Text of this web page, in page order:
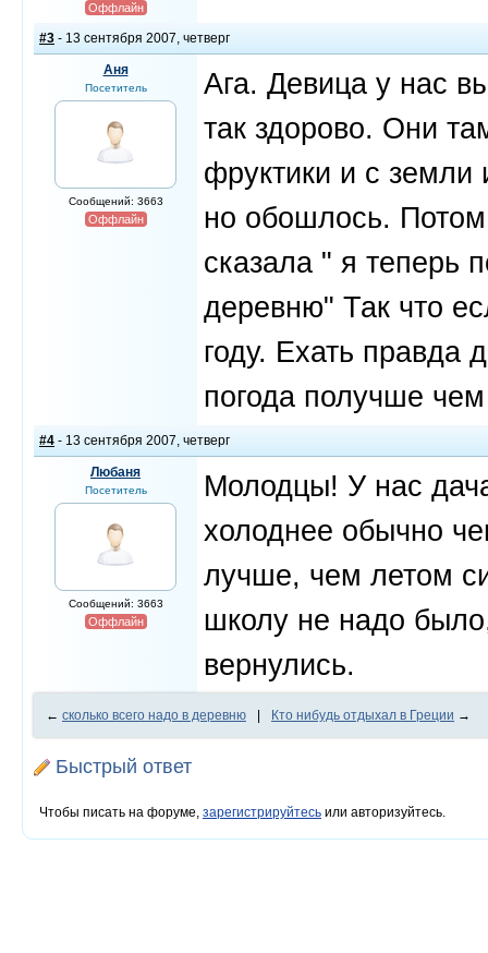
Оффлайн
#3 - 13 сентября 2007, четверг
Аня
Посетитель
Сообщений: 3663
Оффлайн
Ага. Девица у нас
так здорово. Они
фруктики и с земли
но обошлось.
сказала " я теперь
деревню" Так что
году. Ехать правда
погода получше
#4 - 13 сентября 2007, четверг
Любаня
Посетитель
Сообщений: 3663
Оффлайн
Молодцы! У нас
холоднее обычно
лучше, чем летом
школу не надо
вернулись.
← сколько всего надо в деревню Кто нибудь отдыхал в Греции →
Быстрый ответ
Чтобы писать на форуме, зарегистрируйтесь или авторизуйтесь.